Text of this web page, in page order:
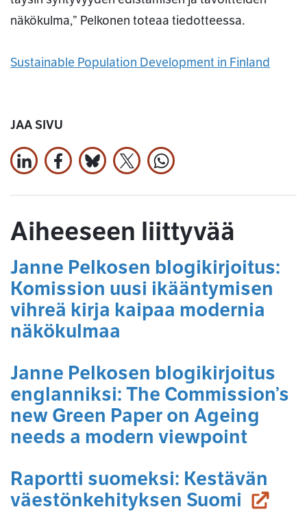
näkökulma,” Pelkonen toteaa tiedotteessa.
Sustainable Population Development in Finland
JAA SIVU
Jaa LinkedInissä
Jaa Facebookissa
Jaa Bluesky:ssa
Jaa X:ssäJaa WhatsApissa
Aiheeseen liittyvää
Janne Pelkosen blogikirjoitus:
Komission uusi ikääntymisen
vihreä kirja kaipaa modernia
näkökulmaa
Janne Pelkosen blogikirjoitus
englanniksi: The Commission’s
new Green Paper on Ageing
needs a modern viewpoint
Raportti suomeksi: Kestävän
väestönkehityksen Suomi